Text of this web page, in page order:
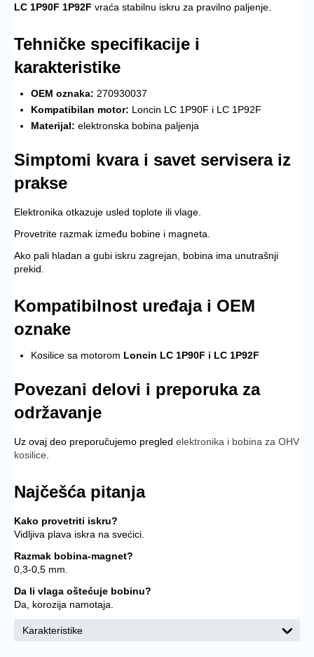
LC 1P90F 1P92F vraća stabilnu iskru za pravilno paljenje.
Tehničke specifikacije i
karakteristike
OEM oznaka: 270930037
Kompatibilan motor: Loncin LC 1P90F i LC 1P92F
Materijal: elektronska bobina paljenja
Simptomi kvara i savet servisera iz
prakse
Elektronika otkazuje usled toplote ili vlage.
Provetrite razmak između bobine i magneta.
Ako pali hladan a gubi iskru zagrejan, bobina ima unutrašnji
prekid.
Kompatibilnost uređaja i OEM
oznake
Kosilice sa motorom Loncin LC 1P90F i LC 1P92F
Povezani delovi i preporuka za
održavanje
Uz ovaj deo preporučujemo pregled elektronika i bobina za OHV
kosilice
Najčešća pitanja
Kako provetriti iskru?
Vidljiva plava iskra na svećici.
Razmak bobina-magnet?
0,3-0,5 mm.
Da li vlaga oštećuje bobinu?
Da, korozija namotaja.
Karakteristike